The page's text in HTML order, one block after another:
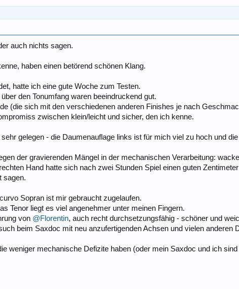
auch nichts sagen.
haben einen betörend schönen Klang.
hatte ich eine gute Woche zum Testen.
den Tonumfang waren beeindruckend gut.
(die sich mit den verschiedenen anderen Finishes je nach
zwischen klein/leicht und sicher, den ich kenne.
gelegen - die Daumenauflage links ist für mich viel zu hoch und
der gravierenden Mängel in der mechanischen Verarbeitung:
Hand hatte sich nach zwei Stunden Spiel einen guten
sagen.
Sopran ist mir gebraucht zugelaufen.
Tenor liegt es viel angenehmer unter meinen Fingern.
von @Florentin, auch recht durchsetzungsfähig - schöner und
beim Saxdoc mit neu anzufertigenden Achsen und vielen
weniger mechanische Defizite haben (oder mein Saxdoc und ich